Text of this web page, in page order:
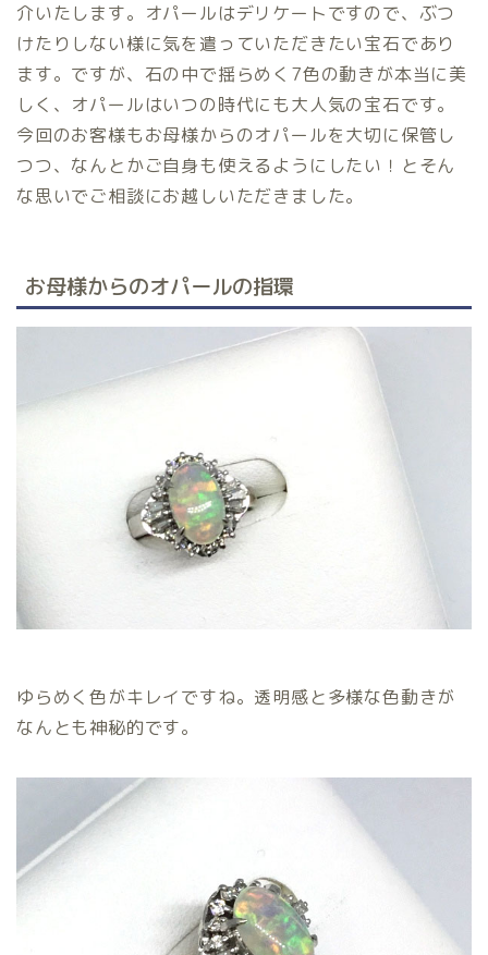
介いたします。オパールはデリケートですので、ぶつ
けたりしない様に気を遣っていただきたい宝石であり
ます。ですが、石の中で揺らめく7色の動きが本当に美
しく、オパールはいつの時代にも大人気の宝石です。
今回のお客様もお母様からのオパールを大切に保管し
つつ、なんとかご自身も使えるようにしたい！とそん
な思いでご相談にお越しいただきました。
お母様からのオパールの指環
ゆらめく色がキレイですね。透明感と多様な色動きが
なんとも神秘的です。